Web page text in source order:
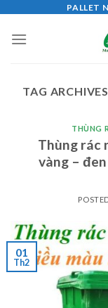
content
PALLET
TAG
THÙNG
Thùng rác
vàng –
01
Th2